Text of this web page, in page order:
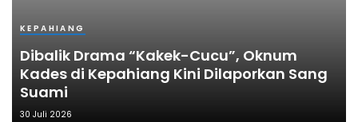
KEPAHIANG
Dominasi KPPN Curup Awards, Kemenag
Kepahiang Kantongi 6 Penghargaan
Sekaligus
KEPAHIANG
Dibalik Drama “Kakek-Cucu”, Oknum
Kades di Kepahiang Kini Dilaporkan Sang
Suami
30 Juli 2026
KEPAHIANG
Diburu Sejak Pagi, Seluruh Barang
Rampasan Negara di Kejari Kepahiang
Sold Out
KEPAHIANG
Untuk Ketiga Kalinya, Polda Datangi
Disparpora Kepahiang, BPKP Ikut Turun
KEPAHIANG
Sekretariat DPRD Kepahiang Gelar Rakor
Bersama Wabup Hafizh, Dukung
Kelancaran Penyelenggaraan Pemerintah
Daerah